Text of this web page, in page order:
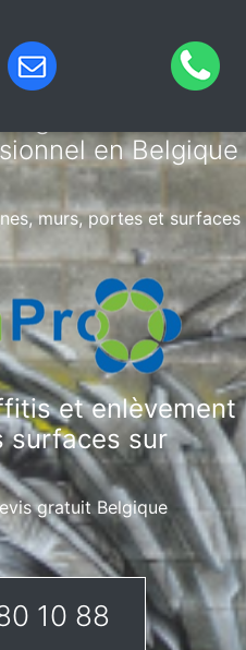
graffitis –
en Belgique
murs, portes et surfaces
et enlèvement
surfaces sur
gratuit Belgique
10 88